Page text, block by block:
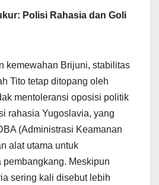
Polisi Rahasia dan Goli
kemewahan Brijuni, stabilitas
Tito tetap ditopang oleh
mentoleransi oposisi politik
rahasia Yugoslavia, yang
(Administrasi Keamanan
alat utama untuk
pembangkang. Meskipun
sering kali disebut lebih